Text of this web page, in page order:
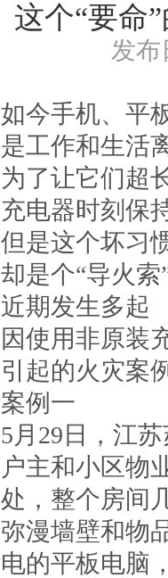
这个“要命
发布
如今手机、平
是工作和生活
为了让它们超
充电器时刻保
但是这个坏习
却是个“导火索
近期发生多起
因使用非原装
引起的火灾案
案例一
5月29日，江
户主和小区物
处，整个房间
弥漫墙壁和物
电的平板电脑